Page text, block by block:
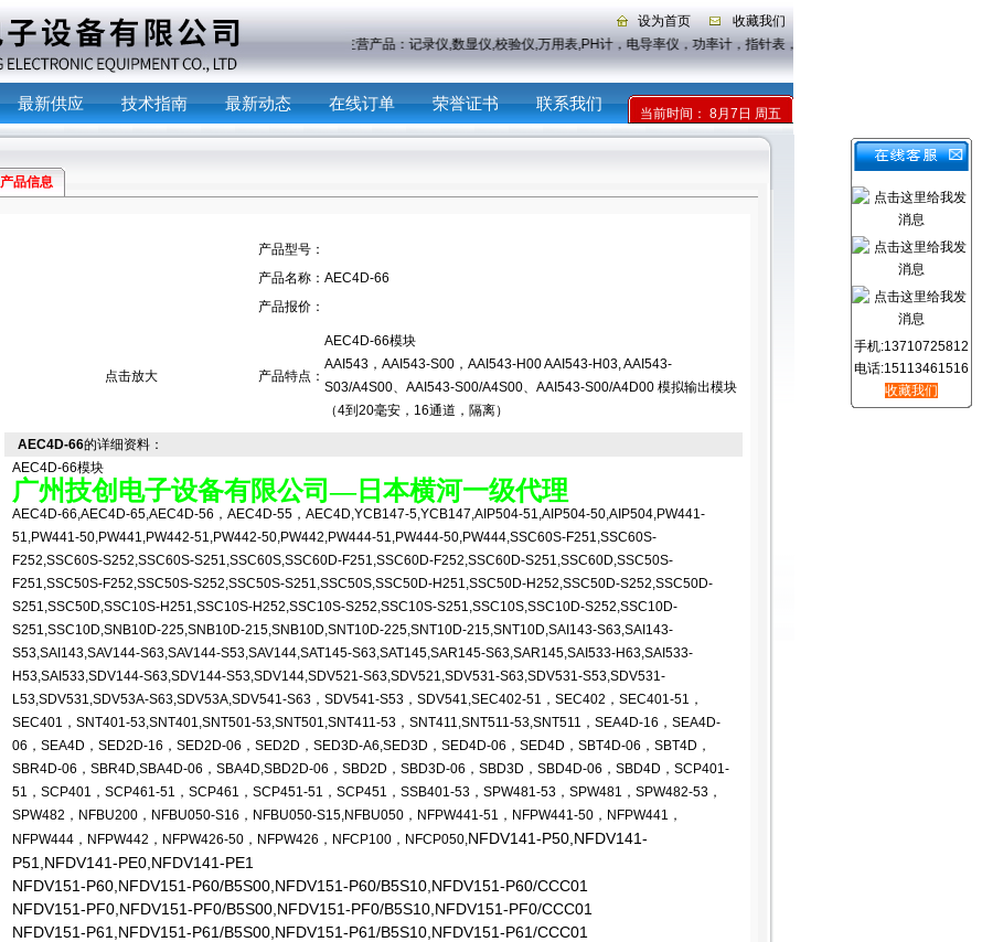
设为首页
收藏我们
主营产品：记录仪,数显仪,校验仪,万用表,PH计，电导率仪，功率计，指针表，示波器，传感器
最新供应 技术指南 最新动态 在线订单 荣誉证书 联系我们
当前时间： 8月7日 周五
产品信息
点击放大
产品型号：
产品名称： AEC4D-66
产品报价：
产品特点：
AEC4D-66模块
AAI543，AAI543-S00，AAI543-H00 AAI543-H03, AAI543-
S03/A4S00、AAI543-S00/A4S00、AAI543-S00/A4D00 模拟输出模块
（4到20毫安，16通道，隔离）
AEC4D-66的详细资料：
AEC4D-66模块
广州技创电子设备有限公司—日本横河一级代理
AEC4D-66,AEC4D-65,AEC4D-56，AEC4D-55，AEC4D,YCB147-5,YCB147,AIP504-51,AIP504-50,AIP504,PW441-
51,PW441-50,PW441,PW442-51,PW442-50,PW442,PW444-51,PW444-50,PW444,SSC60S-F251,SSC60S-
F252,SSC60S-S252,SSC60S-S251,SSC60S,SSC60D-F251,SSC60D-F252,SSC60D-S251,SSC60D,SSC50S-
F251,SSC50S-F252,SSC50S-S252,SSC50S-S251,SSC50S,SSC50D-H251,SSC50D-H252,SSC50D-S252,SSC50D-
S251,SSC50D,SSC10S-H251,SSC10S-H252,SSC10S-S252,SSC10S-S251,SSC10S,SSC10D-S252,SSC10D-
S251,SSC10D,SNB10D-225,SNB10D-215,SNB10D,SNT10D-225,SNT10D-215,SNT10D,SAI143-S63,SAI143-
S53,SAI143,SAV144-S63,SAV144-S53,SAV144,SAT145-S63,SAT145,SAR145-S63,SAR145,SAI533-H63,SAI533-
H53,SAI533,SDV144-S63,SDV144-S53,SDV144,SDV521-S63,SDV521,SDV531-S63,SDV531-S53,SDV531-
L53,SDV531,SDV53A-S63,SDV53A,SDV541-S63，SDV541-S53，SDV541,SEC402-51，SEC402，SEC401-51，
SEC401，SNT401-53,SNT401,SNT501-53,SNT501,SNT411-53，SNT411,SNT511-53,SNT511，SEA4D-16，SEA4D-
06，SEA4D，SED2D-16，SED2D-06，SED2D，SED3D-A6,SED3D，SED4D-06，SED4D，SBT4D-06，SBT4D，
SBR4D-06，SBR4D,SBA4D-06，SBA4D,SBD2D-06，SBD2D，SBD3D-06，SBD3D，SBD4D-06，SBD4D，SCP401-
51，SCP401，SCP461-51，SCP461，SCP451-51，SCP451，SSB401-53，SPW481-53，SPW481，SPW482-53，
SPW482，NFBU200，NFBU050-S16，NFBU050-S15,NFBU050，NFPW441-51，NFPW441-50，NFPW441，
NFPW444，NFPW442，NFPW426-50，NFPW426，NFCP100，NFCP050,NFDV141-P50,NFDV141-
P51,NFDV141-PE0,NFDV141-PE1
NFDV151-P60,NFDV151-P60/B5S00,NFDV151-P60/B5S10,NFDV151-P60/CCC01
NFDV151-PF0,NFDV151-PF0/B5S00,NFDV151-PF0/B5S10,NFDV151-PF0/CCC01
NFDV151-P61,NFDV151-P61/B5S00,NFDV151-P61/B5S10,NFDV151-P61/CCC01
手机:13710725812
电话:15113461516
收藏我们